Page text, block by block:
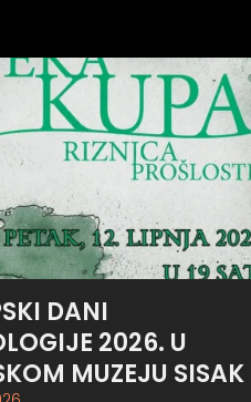
DANI
2026. U
MUZEJU SISAK